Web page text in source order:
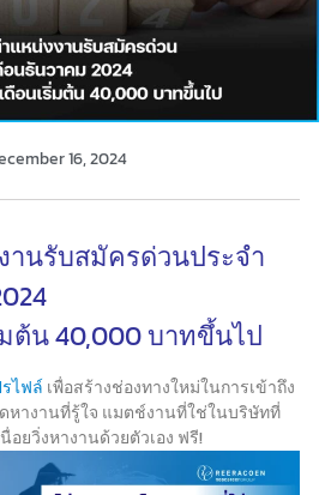
16, 2024
านรับสมัครด่วนประจำ
ต้น 40,000 บาทขึ้นไป
ไฟล์ เพื่อสร้างช่องทางใหม่ในการเข้าถึง
หางานที่รู้ใจ แมตช์งานที่ใช่ในบริษัทที่
อยวิ่งหางานด้วยตัวเอง ฟรี!